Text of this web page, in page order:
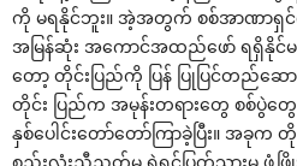
ကို မရနိုင်ဘူး။ အဲ့အတွက် စစ်အာဏာရှင်
အမြန်ဆုံး အကောင်အထည်ဖော် ရရှိနို
တော့ တိုင်းပြည်ကို ပြန် ပြုပြင်တည်ဆ
တိုင်း ပြည်က အမုန်းတရားတွေ စစ်ပွဲတွ
နှစ်ပေါင်းတော်တော်ကြာခဲ့ပြီး။ အခုက တို
စည်းလုံးညီညွတ်မှု ရဲရင့်ပြတ်သားမှု ဖွံ့